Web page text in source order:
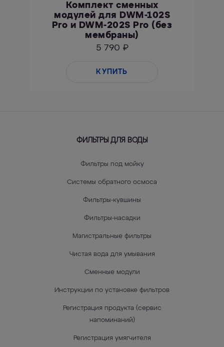
Комплект сменных
модулей для DWM-102S
Pro и DWM-202S Pro (без
мембраны)
5 790 ₽
КУПИТЬ
ФИЛЬТРЫ ДЛЯ ВОДЫ
Фильтры под мойку
Системы обратного осмоса
Фильтры-кувшины
Фильтры-насадки
Магистральные фильтры
Чистая вода для умывания
Сменные модули
Инструкции по установке фильтров
Регистрация продукта (сервис
напоминаний)
Регистрация умягчителя